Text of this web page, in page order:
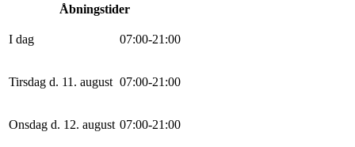
Åbningstider
I dag 07:00-21 :00
Tirsdag d. 11. august 07:00-21 :00
Onsdag d. 12. august 07:00-21 :00